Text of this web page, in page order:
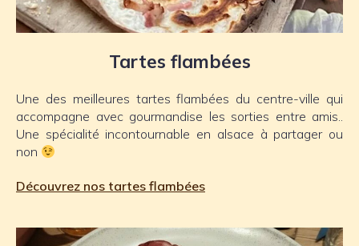
Tartes flambées
Une des meilleures tartes flambées du centre-ville qui
accompagne avec gourmandise les sorties entre amis..
Une spécialité incontournable en alsace à partager ou
non
Découvrez nos tartes flambées